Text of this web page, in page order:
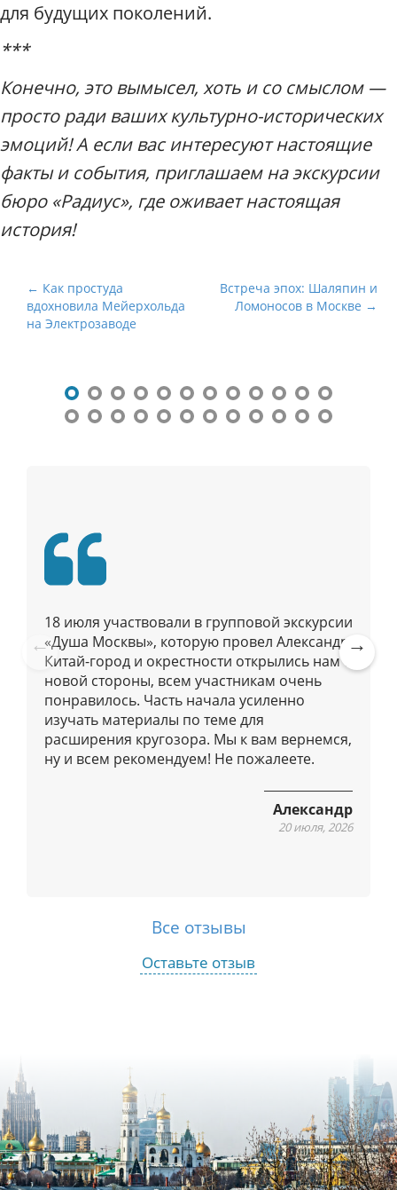
для будущих поколений.
***
Конечно, это вымысел, хоть и со смыслом —
просто ради ваших культурно-исторических
эмоций! А если вас интересуют настоящие
факты и события, приглашаем на экскурсии
бюро «Радиус», где оживает настоящая
история!
Н
а
в
к
← Как простуда
вдохновила Мейерхольда
на Электрозаводе
Встреча эпох: Шаляпин и
Ломоносов в Москве →
Pre
vio
us
18 июля участвовали в групповой экскурсии
«Душа Москвы», которую провел Александр.
Китай-город и окрестности открылись нам с
новой стороны, всем участникам очень
понравилось. Часть начала усиленно
изучать материалы по теме для
расширения кругозора. Мы к вам вернемся,
ну и всем рекомендуем! Не пожалеете.
Александр
20 июля, 2026
Ne
Все отзывы
Оставьте отзыв